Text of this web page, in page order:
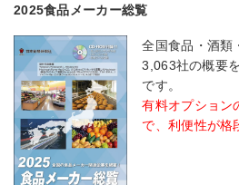
2025食品メーカー総覧
全国食品・酒類
3,063社の概要
です。
有料オプション
で、利便性が格